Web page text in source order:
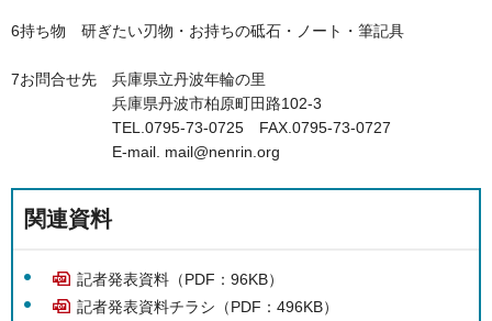
6持ち物 研ぎたい刃物・お持ちの砥石・ノート・筆記具
7お問合せ先 兵庫県立丹波年輪の里
兵庫県丹波市柏原町田路102-3
TEL.0795-73-0725 FAX.0795-73-0727
E-mail. mail@nenrin.org
関連資料
記者発表資料（PDF：96KB）
記者発表資料チラシ（PDF：496KB）